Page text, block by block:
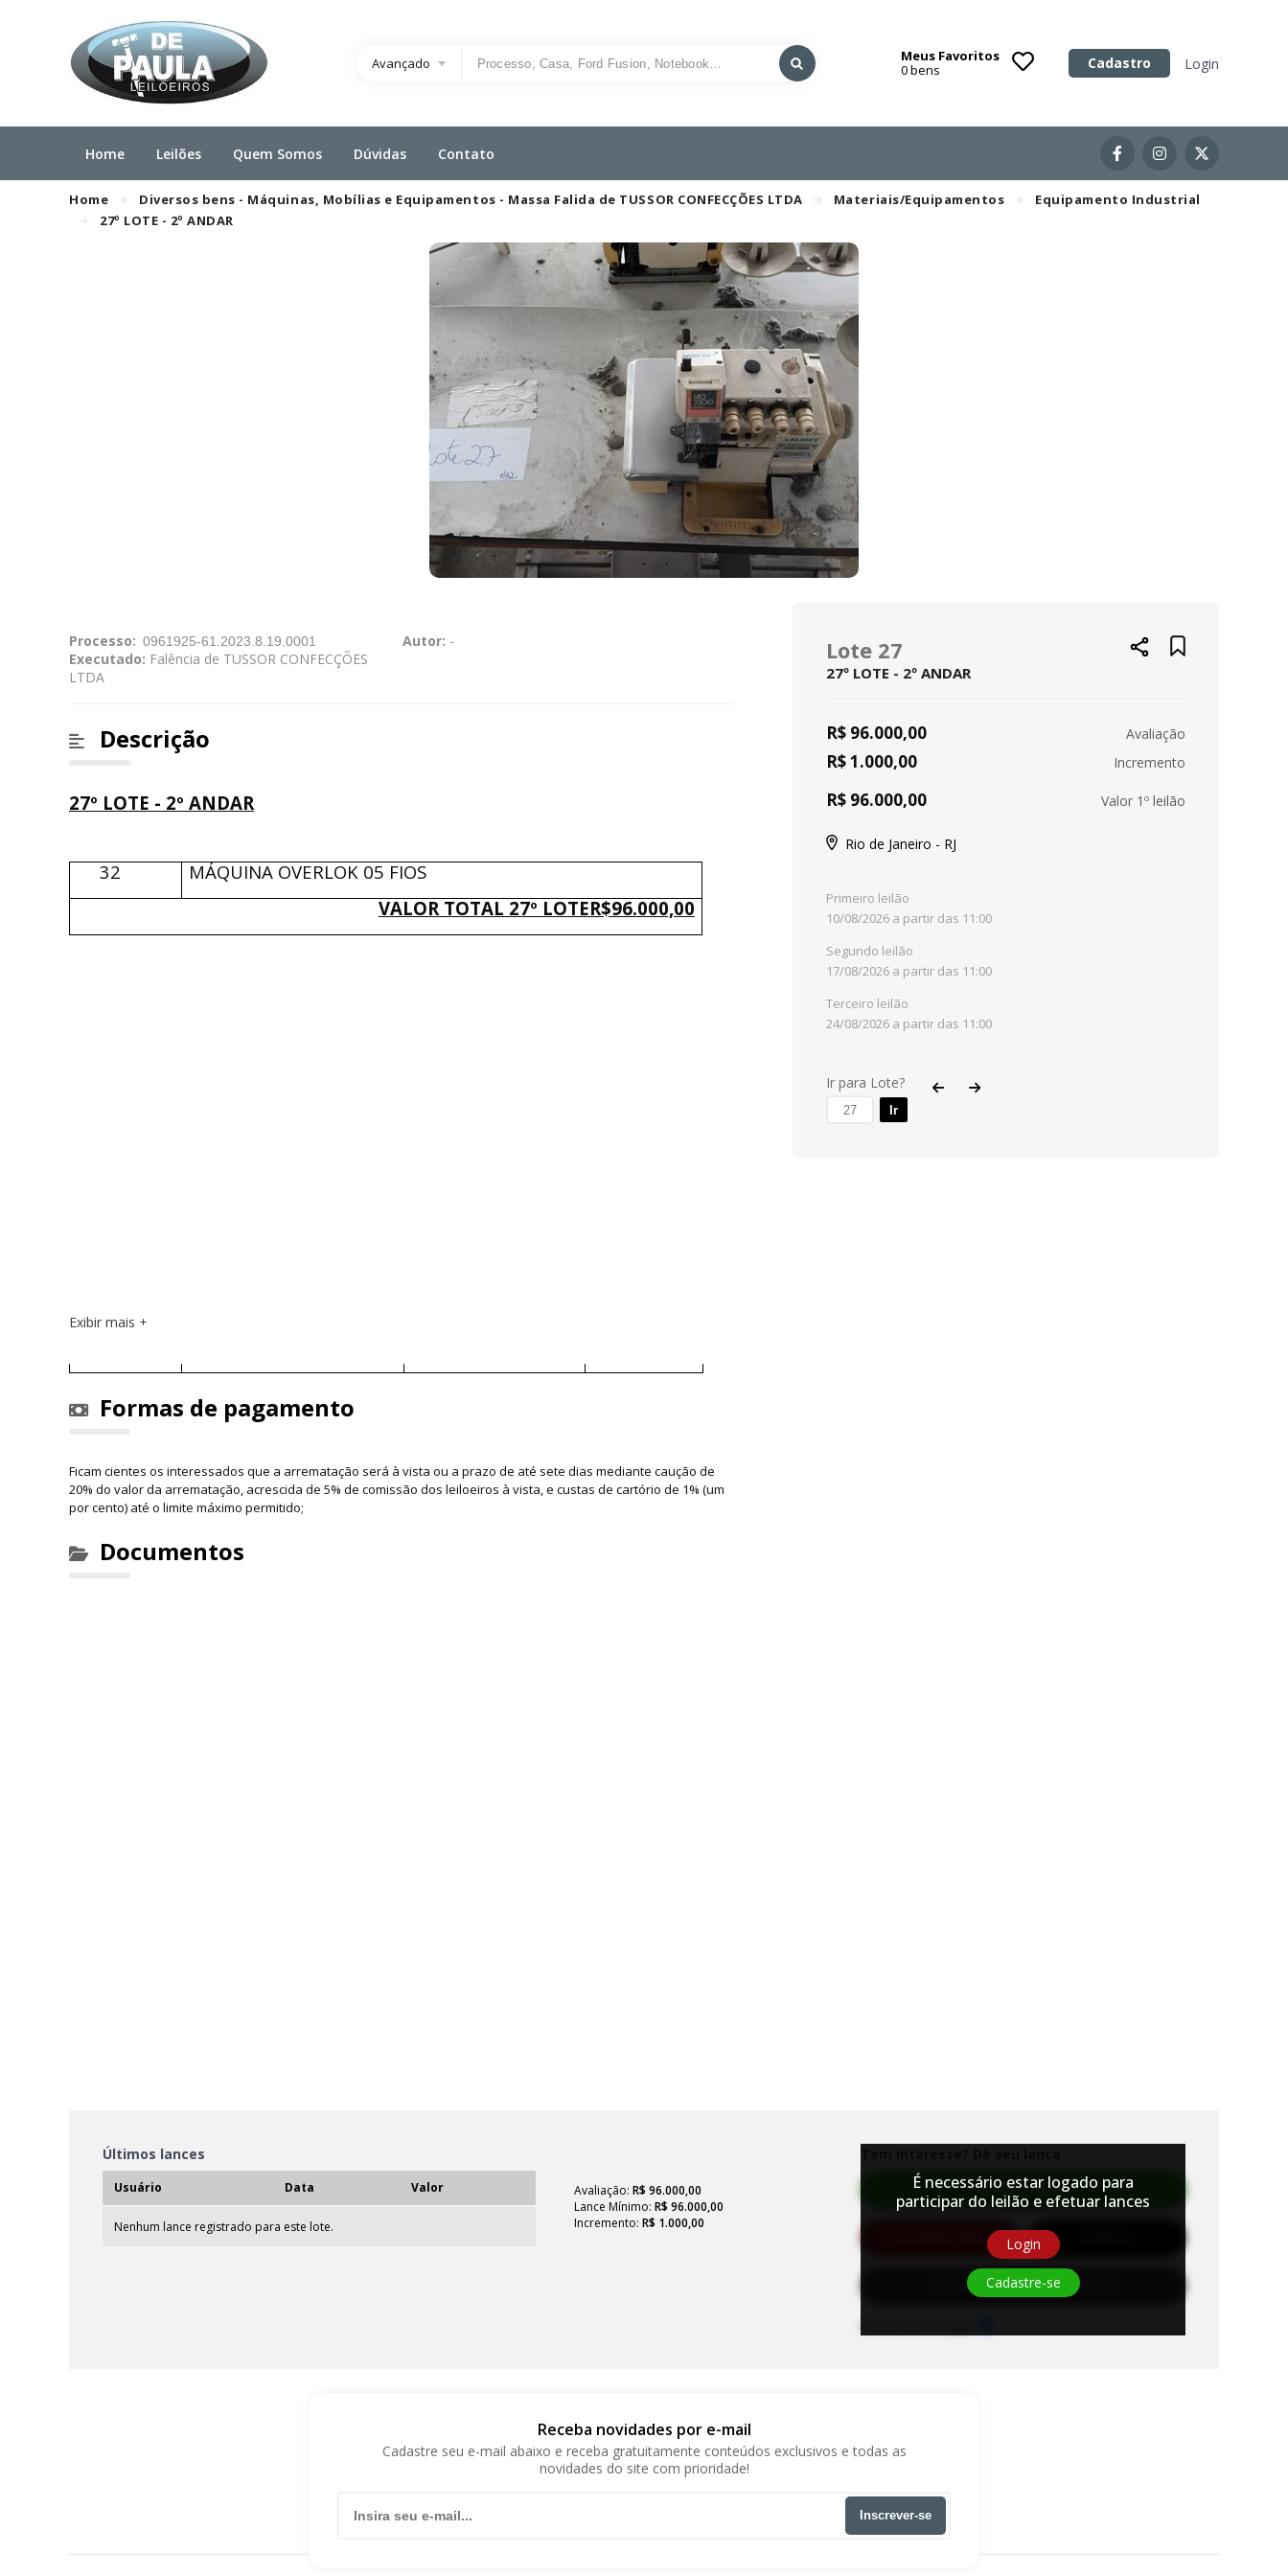
Avançado
Meus Favoritos
0bens Cadastro Login
Home Leilões Quem Somos Dúvidas Contato
Categoria
Máquinas
Home Diversos bens - Máquinas, Mobílias e Equipamentos - Massa Falida de TUSSOR CONFECÇÕES LTDA Materiais/Equipamentos
Equipamento Industrial
27º LOTE - 2º ANDAR
Processo: Autor: -
Executado: Falência de TUSSOR CONFECÇÕES
LTDA
Descrição
27º LOTE - 2º ANDAR
32
MÁQUINA OVERLOK 05 FIOS
VALOR TOTAL 27º LOTER$96.000,00
Exibir mais
Formas de pagamento
Ficam cientes os interessados que a arrematação será à vista ou a prazo de até sete dias mediante caução de
20% do valor da arrematação, acrescida de 5% de comissão dos leiloeiros à vista, e custas de cartório de 1% (um
por cento) até o limite máximo permitido;
Documentos
Lote 27
27º LOTE - 2º ANDAR
R$ 96.000,00 Avaliação
R$ 1.000,00 Incremento
R$ 96.000,00 Valor 1º leilão
Rio de Janeiro - RJ
Primeiro leilão
10/08/2026 a partir das 11:00
Segundo leilão
17/08/2026 a partir das 11:00
Terceiro leilão
24/08/2026 a partir das 11:00
Ir para Lote?
Ir
Últimos lances
Usuário Data Valor
Nenhum lance registrado para este lote.
Avaliação: R$ 96.000,00
Lance Mínimo: R$ 96.000,00
Incremento: R$ 1.000,00
Efetuar Lance
Automático
Habilite-se para efetuar lances
É necessário estar logado para
participar do leilão e efetuar lances
Login
Cadastre-se
Receba novidades por e-mail
Cadastre seu e-mail abaixo e receba gratuitamente conteúdos exclusivos e todas as
novidades do site com prioridade!
Inscrever-se